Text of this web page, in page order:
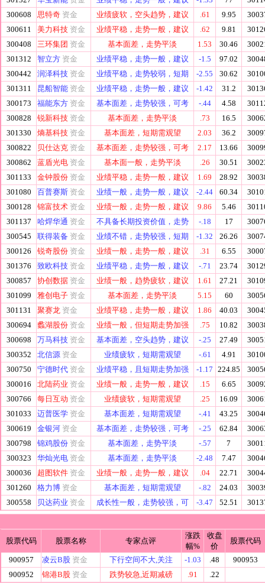
300608
思特奇 资金 业绩疲软，空头趋势，建议 .61 9.95
300611
美力科技 资金 业绩平稳，走势一般，建议 .62 9.81
300408
三环集团 资金 基本面差，走势平淡 1.53 30.46
301312
智立方 资金 业绩平稳，走势一般，建议 -1.5 97.02
300442
润泽科技 资金 业绩平稳，走势较弱，短期 -2.55 30.62
301311
昆船智能 资金 业绩平稳，走势一般，建议 -1.42 31.2
300173
福能东方 资金 基本面差，走势较强，可考 -.44 4.58
300828
锐新科技 资金 基本面差，走势平淡 .73 16.5
301330
熵基科技 资金 基本面差，短期需观望 2.03 36.2
300822
贝仕达克 资金 基本面差，走势较强，可考 2.17 13.66
300862
蓝盾光电 资金 基本面一般，走势平淡 .26 30.51
301133
金钟股份 资金 业绩平稳，走势一般，建议 1.69 28.92
301080
百普赛斯 资金 业绩一般，走势一般，建议 -2.44 60.34
300128
锦富技术 资金 业绩一般，走势一般，建议 9.86 5.46
301137
哈焊华通 资金 不具备长期投资价值，走势 -.18 17
300545
联得装备 资金 业绩不错，走势较强，短期 -1.32 26.26
300126
锐奇股份 资金 业绩一般，走势一般，建议 .31 6.55
301376
致欧科技 资金 业绩平稳，走势一般，建议 -.71 23.74
300857
协创数据 资金 业绩一般，趋势疲软，建议 1.61 27.21
301099
雅创电子 资金 基本面差，走势平淡 5.15 60
301131
聚赛龙 资金 业绩平稳，走势一般，建议 1.86 40.03
300694
蠡湖股份 资金 业绩一般，但短期走势加强 .75 10.82
300698
万马科技 资金 基本面差，空头趋势，建议 -.25 27.49
300352
北信源 资金 业绩疲软，短期需观望 -.61 4.91
300750
宁德时代 资金 业绩平稳，且短期走势加强 -1.17 224.85
300016
北陆药业 资金 业绩一般，走势一般，建议 .15 6.65
300766
每日互动 资金 业绩疲软，短期需观望 .25 16.09
301033
迈普医学 资金 基本面差，短期需观望 -.41 43.25
300619
金银河 资金 基本面差，走势较强，可考 -.25 62.84
300798
锦鸡股份 资金 基本面差，走势平淡 -.57 7
300323
华灿光电 资金 基本面差，走势平淡 -2.48 7.47
300036
超图软件 资金 业绩一般，走势一般，建议 .04 22.71
301260
格力博 资金 基本面差，短期需观望 -.82 24.03
300558
贝达药业 资金 成长性一般，走势较强，可 -3.47 52.51
股票代码 股票名称 专家点评
涨跌
幅%
收盘
价
股票代码
900957 凌云B股 资金 下行空间不大,关注 -1.03 .48
900953
900952
锦港B股 资金 跌势较急,近期减磅 .91 .22